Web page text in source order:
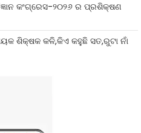
କଂଗ୍ରେସ-୨୦୨୬ ର ପ୍ରଶିକ୍ଷଣ
ଶିକ୍ଷକ କଳି,କିଏ କହୁଛି ସତ,ରୁଟା ନାଁ